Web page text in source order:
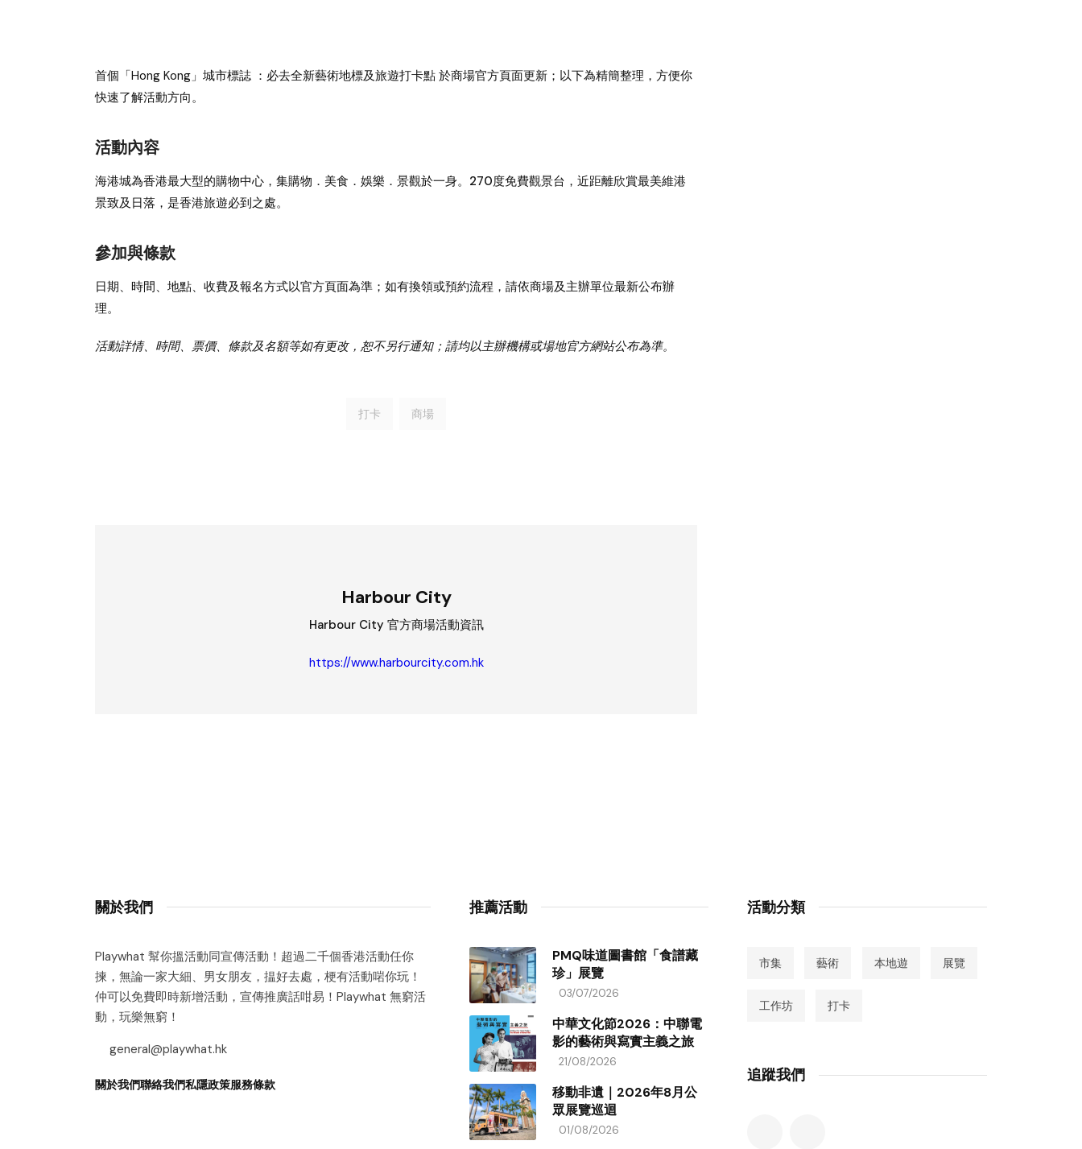
首個「Hong Kong」城市標誌 ：必去全新藝術地標及旅遊打卡點 於商場官方頁面更新；以下為精簡整理，方便你
快速了解活動方向。
活動內容
海港城為香港最大型的購物中心，集購物．美食．娛樂．景觀於一身。270度免費觀景台，近距離欣賞最美維港
景致及日落，是香港旅遊必到之處。
參加與條款
日期、時間、地點、收費及報名方式以官方頁面為準；如有換領或預約流程，請依商場及主辦單位最新公布辦
理。
活動詳情、時間、票價、條款及名額等如有更改，恕不另行通知；請均以主辦機構或場地官方網站公布為準。
打卡 商場
Harbour City
Harbour City 官方商場活動資訊
https://www.harbourcity.com.hk
關於我們
Playwhat 幫你搵活動同宣傳活動！超過二千個香港活動任你
揀，無論一家大細、男女朋友，揾好去處，梗有活動啱你玩！
仲可以免費即時新增活動，宣傳推廣話咁易！Playwhat 無窮活
動，玩樂無窮！
general@playwhat.hk
關於我們聯絡我們私隱政策服務條款
推薦活動
PMQ味道圖書館「食譜藏
珍」展覽
03/07/2026
中華文化節2026：中聯電
影的藝術與寫實主義之旅
21/08/2026
移動非遺｜2026年8月公
眾展覽巡迴
01/08/2026
活動分類
市集 藝術 本地遊 展覽
工作坊 打卡
追蹤我們